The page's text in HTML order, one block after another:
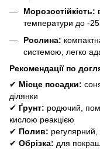
Морозостійкість:
температури до -
Рослина:
системою, легко
Рекомендації по
✔ Місце посадки:
ділянки
✔ Ґрунт: родючий,
кислою реакцією
✔ Полив:
✔ Обрізка: для